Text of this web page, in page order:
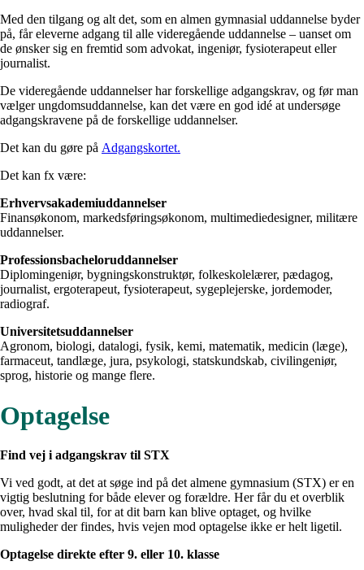
Med den tilgang og alt det, som en almen gymnasial uddannelse byder
på, får eleverne adgang til alle videregående uddannelse – uanset om
de ønsker sig en fremtid som advokat, ingeniør, fysioterapeut eller
journalist.
De videregående uddannelser har forskellige adgangskrav, og før man
vælger ungdomsuddannelse, kan det være en god idé at undersøge
adgangskravene på de forskellige uddannelser.
Det kan du gøre på Adgangskortet.
Det kan fx være:
Erhvervsakademiuddannelser
Finansøkonom, markedsføringsøkonom, multimediedesigner, militære
uddannelser.
Professionsbacheloruddannelser
Diplomingeniør, bygningskonstruktør, folkeskolelærer, pædagog,
journalist, ergoterapeut, fysioterapeut, sygeplejerske, jordemoder,
radiograf.
Universitetsuddannelser
Agronom, biologi, datalogi, fysik, kemi, matematik, medicin (læge),
farmaceut, tandlæge, jura, psykologi, statskundskab, civilingeniør,
sprog, historie og mange flere.
Optagelse
Find vej i adgangskrav til STX
Vi ved godt, at det at søge ind på det almene gymnasium (STX) er en
vigtig beslutning for både elever og forældre. Her får du et overblik
over, hvad skal til, for at dit barn kan blive optaget, og hvilke
muligheder der findes, hvis vejen mod optagelse ikke er helt ligetil.
Optagelse direkte efter 9. eller 10. klasse